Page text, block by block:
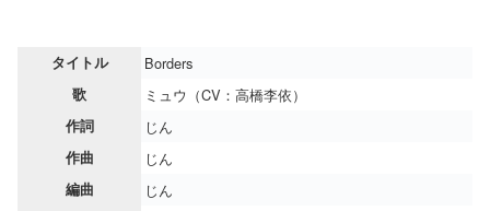
タイトル Borders
歌 ミュウ（CV：高橋李依）
作詞 じん
作曲 じん
編曲 じん